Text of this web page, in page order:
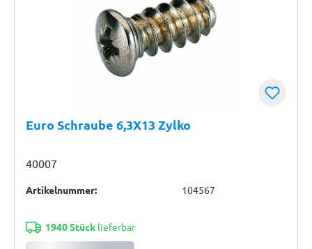
Euro Schraube 6,3X13 Zylko
40007
Artikelnummer: 104567
1940 Stücklieferbar